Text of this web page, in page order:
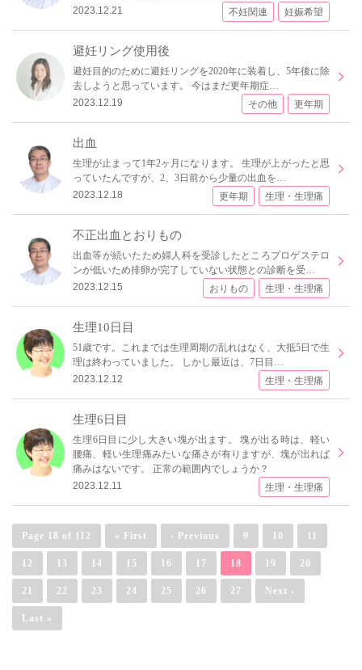
2023.12.21
不妊関連 妊娠希望
避妊リング使用後
避妊目的のために避妊リングを2020年に装着し、5年後に除
去しようと思っています。 今はまだ更年期症…
2023.12.19
その他 更年期
出血
生理が止まって1年2ヶ月になります。 生理が上がったと思
っていたんですが、2、3日前から少量の出血を…
2023.12.18
更年期 生理・生理痛
不正出血とおりもの
出血等が続いたため婦人科を受診したところプロゲステロ
ンが低いため排卵が完了していない状態との診断を受…
2023.12.15
おりもの 生理・生理痛
生理10日目
51歳です。これまでは生理周期の乱れはなく、大抵5日で生
理は終わっていました。 しかし最近は、7日目…
2023.12.12
生理・生理痛
生理6日目
生理6日目に少し大きい塊が出ます。 塊が出る時は、軽い
腰痛、軽い生理痛みたいな痛さが有りますが、塊が出れば
痛みはないです。 正常の範囲内でしょうか？
2023.12.11
生理・生理痛
Page 18 of 112 « First ‹ Previous 9 10 11
12 13 14 15 16 17 18 19 20
21 22 23 24 25 26 27 Next ›
Last »